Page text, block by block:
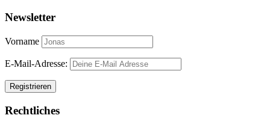
Newsletter
Vorname
E-Mail-Adresse:
Rechtliches